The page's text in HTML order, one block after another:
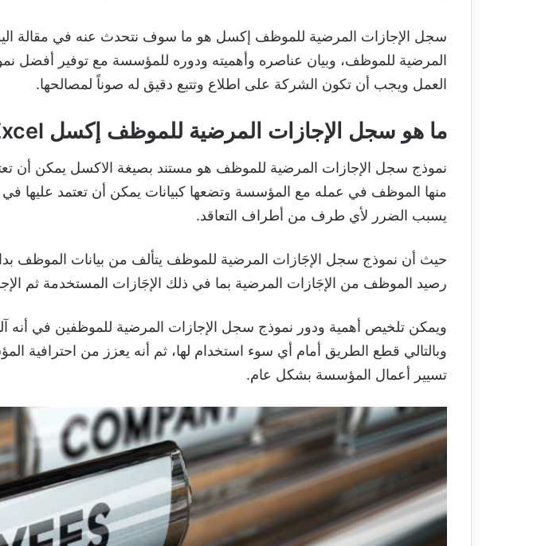
سجل الإجازات المرضية للموظف إكسل هو ما سوف نتحدث عنه في مقالة
المرضية للموظف، وبيان عناصره وأهميته ودوره للمؤسسة مع توفير أفضل
العمل ويجب أن تكون الشركة على اطلاع وتتبع دقيق له صوناً لمصالحها.
ما هو سجل الإجازات المرضية للموظف إكسل Excel؟
نموذج سجل الإجازات المرضية للموظف هو مستند بصيغة الاكسل يمكن أن
منها الموظف في عمله مع المؤسسة وتضعها كبيانات يمكن أن تعتمد عليها
يسبب الضرر لأي طرف من أطراف التعاقد.
حيث أن نموذج سجل الإجَازات المرضية للموظف يتألف من بيانات الموظف
رصيد الموظف من الإجَازات المرضية بما في ذلك الإجَازات المستخدمة ثم
ويمكن تلخيص أهمية ودور نموذج سجل الإجازات المرضية للموظفين في
وبالتالي قطع الطريق أمام أي سوء استخدام لها، ثم أنه يعزز من احترافية
تسيير أعمال المؤسسة بشكل عام.